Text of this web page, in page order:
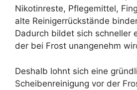
Nikotinreste, Pflegemittel,
alte Reinigerrückstände
Dadurch bildet sich schneller
der bei Frost unangenehm
Deshalb lohnt sich eine
Scheibenreinigung vor der